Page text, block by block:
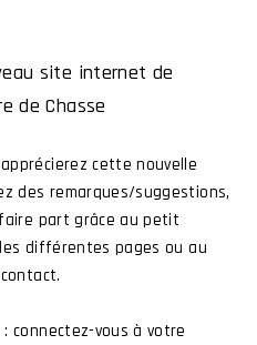
dont celle de
site internet de
de Chasse
cette nouvelle
des remarques/suggestions,
part grâce au petit
différentes pages ou au
connectez-vous à votre